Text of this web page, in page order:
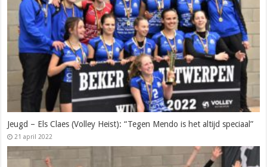
Jeugd – Els Claes (Volley Heist): “Tegen Mendo is het altijd speciaal”
21 april 2022